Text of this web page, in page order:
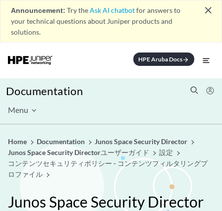
Announcement: Try theAsk AI chatbotfor answers to
your technical questions about Juniper products and
solutions.
close
HPE Aruba Docsarrow_forward
Documentation
Menu
Home Documentation
Junos Space Security Director
Junos Space Security Directorユーザーガイド
設定
コンテンツセキュリティポリシー - コンテンツフィルタリングプ
ロファイル
Junos Space Security Director